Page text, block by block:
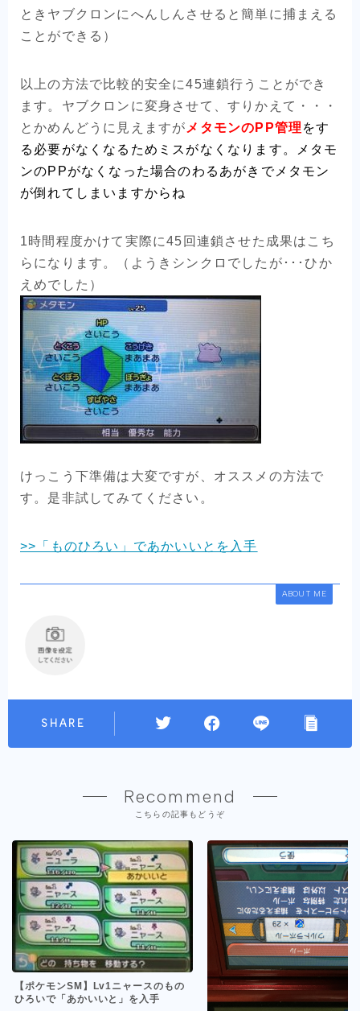
ときヤブクロンにへんしんさせると簡単に捕まえる
ことができる）
以上の方法で比較的安全に45連鎖行うことができ
ます。ヤブクロンに変身させて、すりかえて・・・
とかめんどうに見えますが メタモンのPP管理 をす
る必要がなくなるためミスがなくなります。メタモ
ンのPPがなくなった場合のわるあがきでメタモン
が倒れてしまいますからね
1時間程度かけて実際に45回連鎖させた成果はこち
らになります。（ようきシンクロでしたが･･･ひか
えめでした）
けっこう下準備は大変ですが、オススメの方法で
す。是非試してみてください。
>>「ものひろい」であかいいとを入手
ABOUT ME
SHARE
Recommend
こちらの記事もどうぞ
【ポケモンSM】Lv1ニャースのもの
ひろいで「あかいいと」を入手